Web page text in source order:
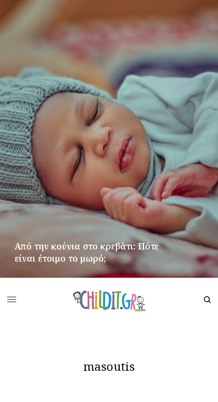
Από την κούνια στο κρεβάτι: Πότε
είναι έτοιμο το μωρό;
masoutis